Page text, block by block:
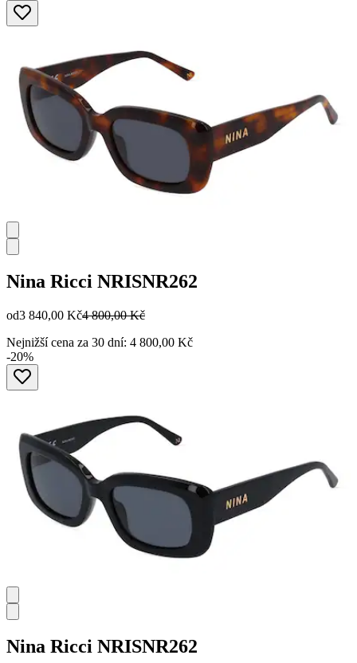
Nina Ricci NRISNR262
od3 840,00 Kč4 800,00 Kč
Nejnižší cena za 30 dní: 4 800,00 Kč
-20%
Nina Ricci NRISNR262